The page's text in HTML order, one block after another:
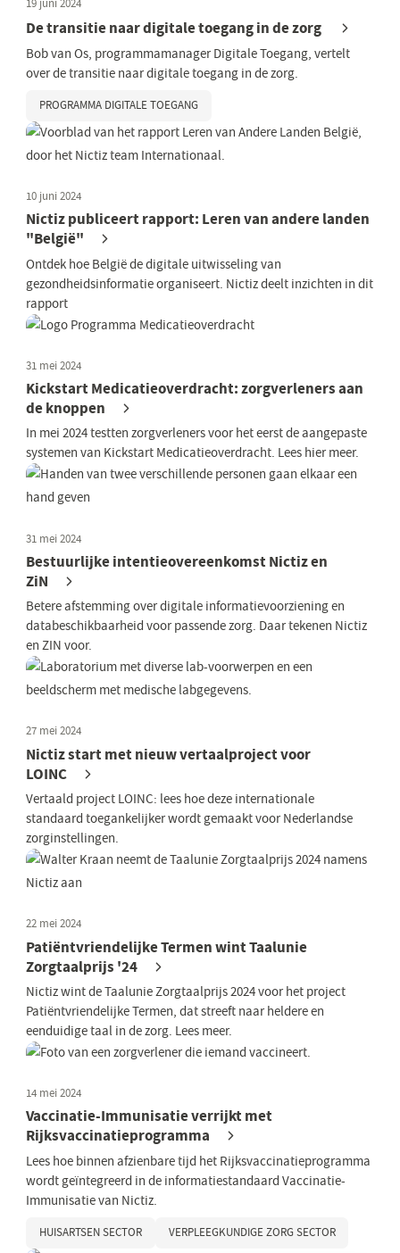
19 juni 2024
De transitie naar digitale toegang in de zorg
Bob van Os, programmamanager Digitale Toegang, vertelt
over de transitie naar digitale toegang in de zorg.
PROGRAMMA DIGITALE TOEGANG
10 juni 2024
Nictiz publiceert rapport: Leren van andere landen
"België"
Ontdek hoe België de digitale uitwisseling van
gezondheidsinformatie organiseert. Nictiz deelt inzichten in dit
rapport
31 mei 2024
Kickstart Medicatieoverdracht: zorgverleners aan
de knoppen
In mei 2024 testten zorgverleners voor het eerst de aangepaste
systemen van Kickstart Medicatieoverdracht. Lees hier meer.
31 mei 2024
Bestuurlijke intentieovereenkomst Nictiz en
ZiN
Betere afstemming over digitale informatievoorziening en
databeschikbaarheid voor passende zorg. Daar tekenen Nictiz
en ZIN voor.
27 mei 2024
Nictiz start met nieuw vertaalproject voor
LOINC
Vertaald project LOINC: lees hoe deze internationale
standaard toegankelijker wordt gemaakt voor Nederlandse
zorginstellingen.
22 mei 2024
Patiëntvriendelijke Termen wint Taalunie
Zorgtaalprijs '24
Nictiz wint de Taalunie Zorgtaalprijs 2024 voor het project
Patiëntvriendelijke Termen, dat streeft naar heldere en
eenduidige taal in de zorg. Lees meer.
14 mei 2024
Vaccinatie-Immunisatie verrijkt met
Rijksvaccinatieprogramma
Lees hoe binnen afzienbare tijd het Rijksvaccinatieprogramma
wordt geïntegreerd in de informatiestandaard Vaccinatie-
Immunisatie van Nictiz.
HUISARTSEN SECTOR VERPLEEGKUNDIGE ZORG SECTOR